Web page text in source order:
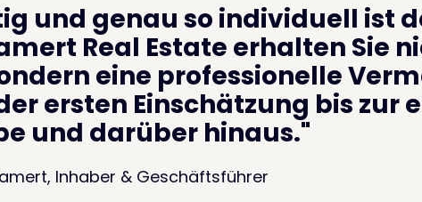
und genau so individuell ist
Real Estate erhalten Sie
eine professionelle
ersten Einschätzung bis zur
und darüber hinaus."
Inhaber & Geschäftsführer